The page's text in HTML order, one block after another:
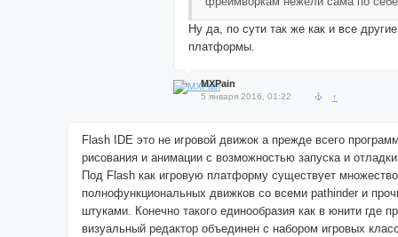
Ну да, по сути так же как и все
платформы.
MXPain
5 января 2016, 01:22 ↑
Flash IDE это не игровой движок а прежде всего
рисования и анимации с возможностью запуска и
Под Flash как игровую платформу существует
полнофункциональных движков со всеми pathinder и
штуками. Конечно такого единообразия как в юнити где
визуальный редактор объединен с набором игровых